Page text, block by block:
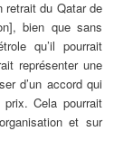
retrait du Qatar de
bien que sans
qu’il pourrait
représenter une
d’un accord qui
Cela pourrait
et sur